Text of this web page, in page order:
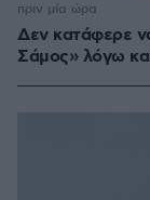
Δεν κατάφερε
Σάμος» λόγω
πριν μία ώρα